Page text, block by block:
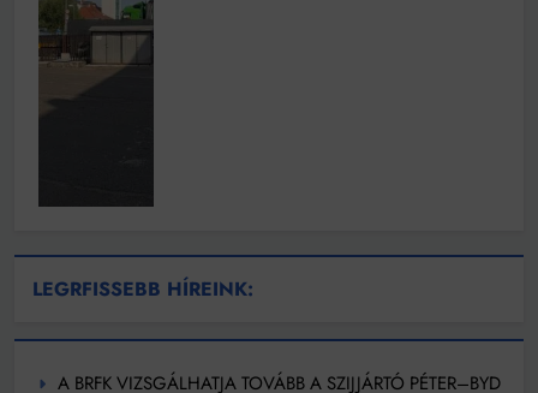
LEGRFISSEBB HÍREINK:
A BRFK VIZSGÁLHATJA TOVÁBB A SZIJJÁRTÓ PÉTER–BYD